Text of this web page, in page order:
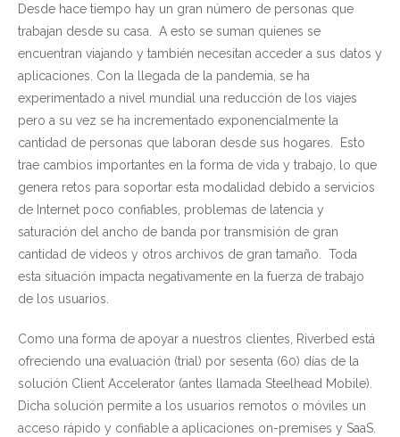
Desde hace tiempo hay un gran número de personas que
trabajan desde su casa. A esto se suman quienes se
encuentran viajando y también necesitan acceder a sus datos y
aplicaciones. Con la llegada de la pandemia, se ha
experimentado a nivel mundial una reducción de los viajes
pero a su vez se ha incrementado exponencialmente la
cantidad de personas que laboran desde sus hogares. Esto
trae cambios importantes en la forma de vida y trabajo, lo que
genera retos para soportar esta modalidad debido a servicios
de Internet poco confiables, problemas de latencia y
saturación del ancho de banda por transmisión de gran
cantidad de videos y otros archivos de gran tamaño. Toda
esta situación impacta negativamente en la fuerza de trabajo
de los usuarios.
Como una forma de apoyar a nuestros clientes, Riverbed está
ofreciendo una evaluación (trial) por sesenta (60) días de la
solución Client Accelerator (antes llamada Steelhead Mobile).
Dicha solución permite a los usuarios remotos o móviles un
acceso rápido y confiable a aplicaciones on-premises y SaaS.